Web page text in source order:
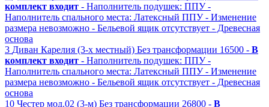
комплект входит - Наполнитель подушек: ППУ -
Наполнитель спального места: Латексный ППУ - Изменение
размера невозможно - Бельевой ящик отсутствует - Древесная
основа
3 Диван Карелия (3-х местный) Без трансформации 16500 - В
комплект входит - Наполнитель подушек: ППУ -
Наполнитель спального места: Латексный ППУ - Изменение
размера невозможно - Бельевой ящик отсутствует - Древесная
основа
10 Честер мод.02 (3-м) Без трансформации 26800 - В